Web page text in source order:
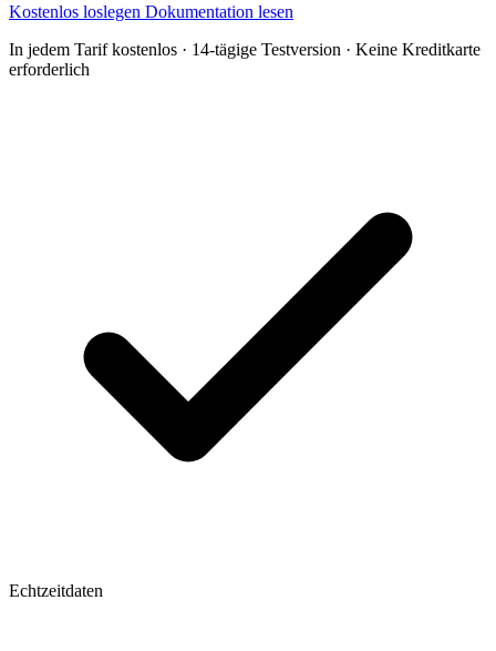
Kostenlos loslegen Dokumentation lesen
In jedem Tarif kostenlos · 14-tägige Testversion · Keine Kreditkarte
erforderlich
Echtzeitdaten